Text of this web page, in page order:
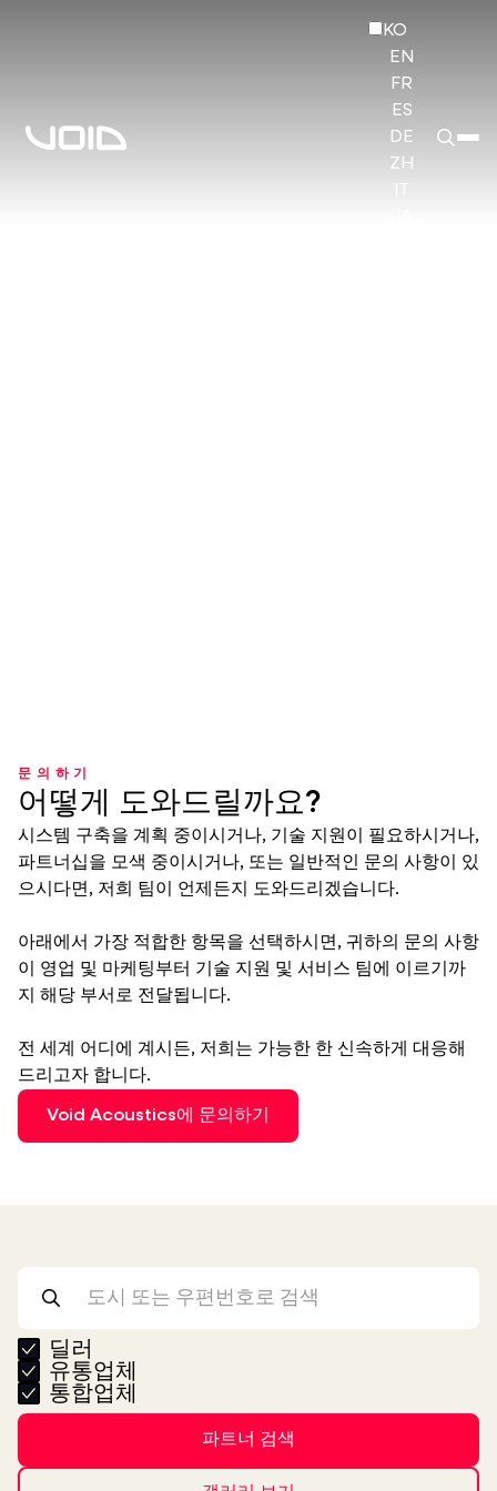
KO
EN
FR
ES
DE
ZH
문의하기
어떻게 도와드릴까요?
시스템 구축을 계획 중이시거나, 기술 지원이 필요하시거나,
파트너십을 모색 중이시거나, 또는 일반적인 문의 사항이 있
으시다면, 저희 팀이 언제든지 도와드리겠습니다.
아래에서 가장 적합한 항목을 선택하시면, 귀하의 문의 사항
이 영업 및 마케팅부터 기술 지원 및 서비스 팀에 이르기까
지 해당 부서로 전달됩니다.
전 세계 어디에 계시든, 저희는 가능한 한 신속하게 대응해
드리고자 합니다.
Void Acoustics에 문의하기
딜러
유통업체
통합업체
파트너 검색